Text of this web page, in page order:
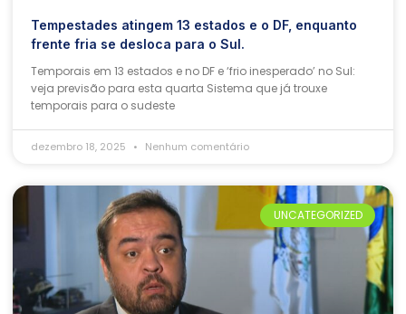
Tempestades atingem 13 estados e o DF, enquanto
frente fria se desloca para o Sul.
Temporais em 13 estados e no DF e ‘frio inesperado’ no Sul:
veja previsão para esta quarta Sistema que já trouxe
temporais para o sudeste
dezembro 18, 2025 Nenhum comentário
UNCATEGORIZED